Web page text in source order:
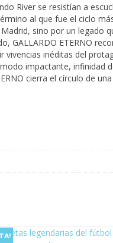
River se resistían a
al que fue el ciclo
sino por un legado
GALLARDO ETERNO
inéditas del
impactante, infinidad
cierra el círculo de